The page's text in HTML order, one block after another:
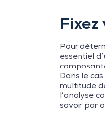
Pour
essentiel
Dans le
multitude
l’analyse
savoir par